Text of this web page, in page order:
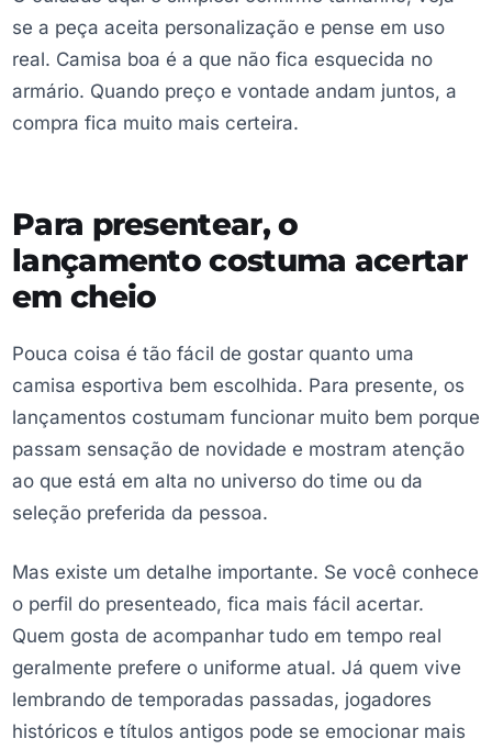
se a peça aceita personalização e pense em uso
real. Camisa boa é a que não fica esquecida no
armário. Quando preço e vontade andam juntos, a
compra fica muito mais certeira.
Para presentear, o
lançamento costuma acertar
em cheio
Pouca coisa é tão fácil de gostar quanto uma
camisa esportiva bem escolhida. Para presente, os
lançamentos costumam funcionar muito bem porque
passam sensação de novidade e mostram atenção
ao que está em alta no universo do time ou da
seleção preferida da pessoa.
Mas existe um detalhe importante. Se você conhece
o perfil do presenteado, fica mais fácil acertar.
Quem gosta de acompanhar tudo em tempo real
geralmente prefere o uniforme atual. Já quem vive
lembrando de temporadas passadas, jogadores
históricos e títulos antigos pode se emocionar mais